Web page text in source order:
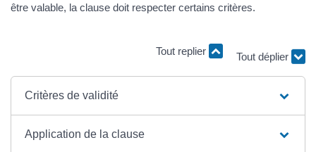
être valable, la clause doit respecter certains critères.
Tout replier
Tout déplier
Critères de validité
Application de la clause